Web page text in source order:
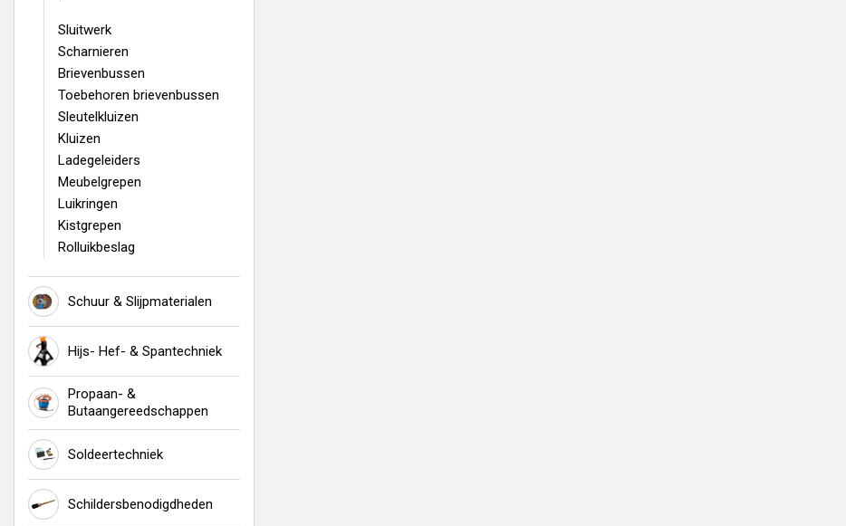
Sluitwerk
Scharnieren
Brievenbussen
Toebehoren brievenbussen
Sleutelkluizen
Kluizen
Ladegeleiders
Meubelgrepen
Luikringen
Kistgrepen
Rolluikbeslag
Schuur & Slijpmaterialen
Hijs- Hef- & Spantechniek
Propaan- &
Butaangereedschappen
Soldeertechniek
Schildersbenodigdheden